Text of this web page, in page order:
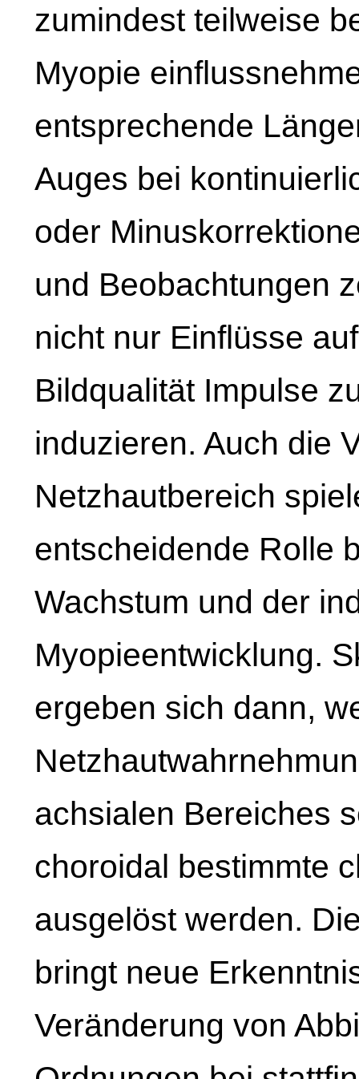
zumindest teilweise
Myopie
entsprechende
Auges bei
oder
und Beobachtungen
nicht nur Einflüsse
Bildqualität Impulse
induzieren. Auch die
Netzhautbereich
entscheidende Rolle
Wachstum und der
Myopieentwicklung.
ergeben sich dann,
achsialen Bereiches
choroidal bestimmte
ausgelöst werden.
bringt neue
Veränderung von